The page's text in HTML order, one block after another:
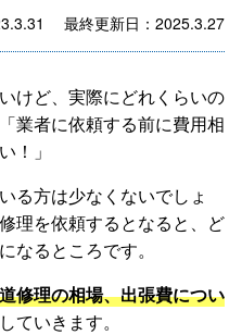
最終更新日：2025.3.27
けど、実際にどれくらいの
業者に依頼する前に費用相
！」
る方は少なくないでしょ
理を依頼するとなると、ど
なるところです。
修理の相場、出張費につい
していきます。